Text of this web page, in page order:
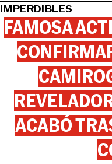
IMPERDIBLES
FAMOSA
ACABÓ